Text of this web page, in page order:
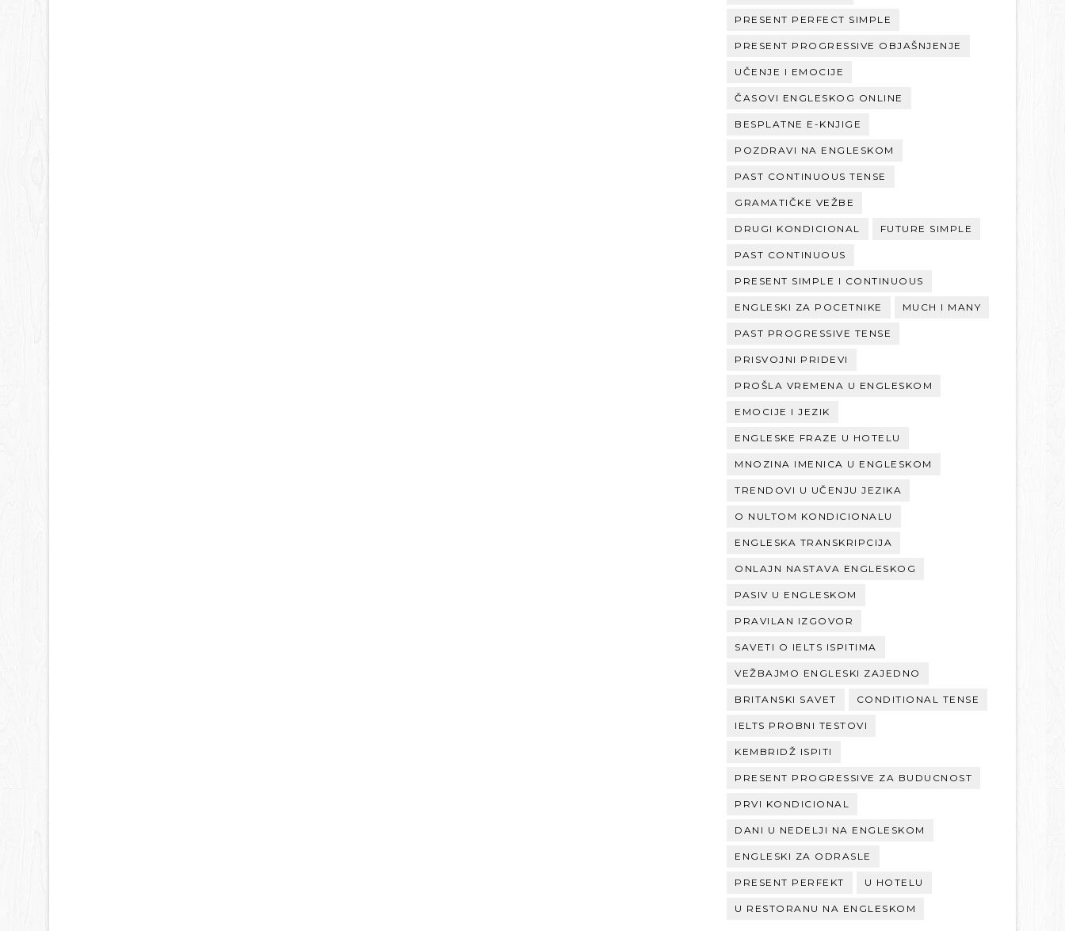
PRESENT PERFECT SIMPLE
PRESENT PROGRESSIVE OBJAŠNJENJE
UČENJE I EMOCIJE
ČASOVI ENGLESKOG ONLINE
BESPLATNE E-KNJIGE
POZDRAVI NA ENGLESKOM
PAST CONTINUOUS TENSE
GRAMATIČKE VEŽBE
DRUGI KONDICIONAL FUTURE SIMPLE
PAST CONTINUOUS
PRESENT SIMPLE I CONTINUOUS
ENGLESKI ZA POCETNIKE MUCH I MANY
PAST PROGRESSIVE TENSE
PRISVOJNI PRIDEVI
PROŠLA VREMENA U ENGLESKOM
EMOCIJE I JEZIK
ENGLESKE FRAZE U HOTELU
MNOZINA IMENICA U ENGLESKOM
TRENDOVI U UČENJU JEZIKA
O NULTOM KONDICIONALU
ENGLESKA TRANSKRIPCIJA
ONLAJN NASTAVA ENGLESKOG
PASIV U ENGLESKOM
PRAVILAN IZGOVOR
SAVETI O IELTS ISPITIMA
VEŽBAJMO ENGLESKI ZAJEDNO
BRITANSKI SAVET CONDITIONAL TENSE
IELTS PROBNI TESTOVI
KEMBRIDŽ ISPITI
PRESENT PROGRESSIVE ZA BUDUCNOST
PRVI KONDICIONAL
DANI U NEDELJI NA ENGLESKOM
ENGLESKI ZA ODRASLE
PRESENT PERFEKT U HOTELU
U RESTORANU NA ENGLESKOM